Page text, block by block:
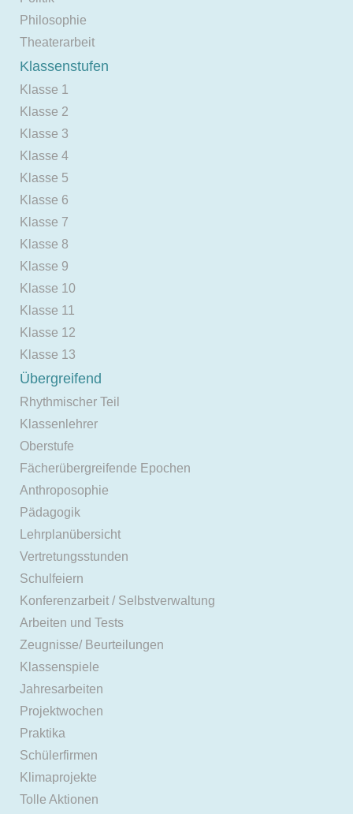
Philosophie
Theaterarbeit
Klassenstufen
Klasse 1
Klasse 2
Klasse 3
Klasse 4
Klasse 5
Klasse 6
Klasse 7
Klasse 8
Klasse 9
Klasse 10
Klasse 11
Klasse 12
Klasse 13
Übergreifend
Rhythmischer Teil
Klassenlehrer
Oberstufe
Fächerübergreifende Epochen
Anthroposophie
Pädagogik
Lehrplanübersicht
Vertretungsstunden
Schulfeiern
Konferenzarbeit / Selbstverwaltung
Arbeiten und Tests
Zeugnisse/ Beurteilungen
Klassenspiele
Jahresarbeiten
Projektwochen
Praktika
Schülerfirmen
Klimaprojekte
Tolle Aktionen